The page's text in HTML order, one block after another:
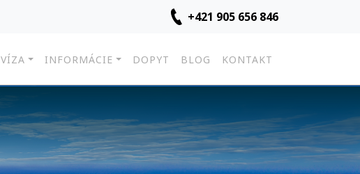
+421 905 656 846
VÍZA INFORMÁCIE DOPYT BLOG KONTAKT